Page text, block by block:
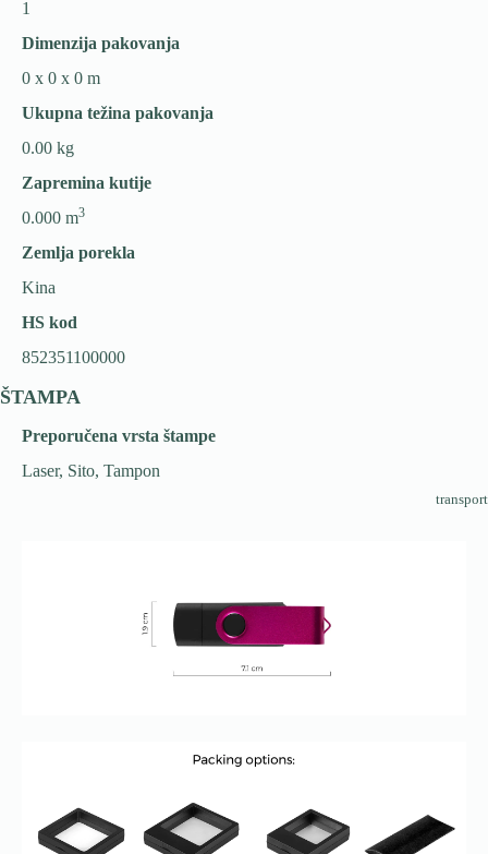
1
Dimenzija pakovanja
0 x 0 x 0 m
Ukupna težina pakovanja
0.00 kg
Zapremina kutije
0.000 m3
Zemlja porekla
Kina
HS kod
852351100000
ŠTAMPA
Preporučena vrsta štampe
Laser, Sito, Tampon
transport